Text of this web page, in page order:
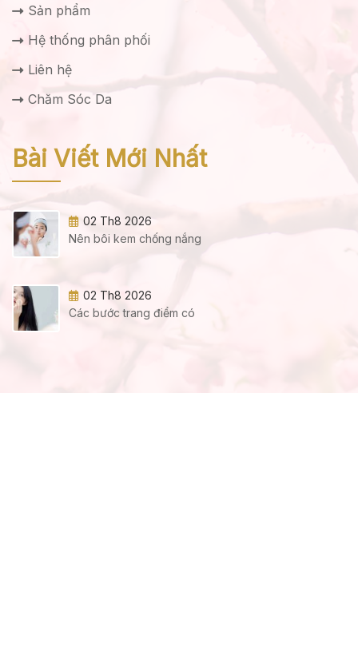
Sản phẩm
Hệ thống phân phối
Liên hệ
Chăm Sóc Da
Bài Viết Mới Nhất
02 Th8 2026
Nên bôi kem chống nắng
02 Th8 2026
Các bước trang điểm có